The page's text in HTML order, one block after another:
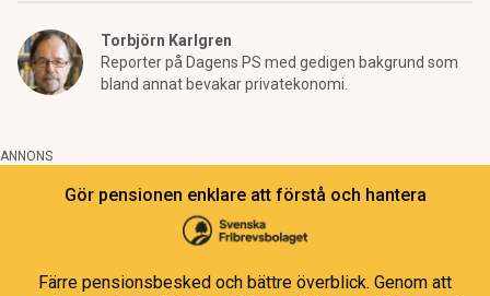
Torbjörn Karlgren
Reporter på Dagens PS med gedigen bakgrund som
bland annat bevakar privatekonomi.
ANNONS
Gör pensionen enklare att förstå och hantera
Färre pensionsbesked och bättre överblick. Genom att